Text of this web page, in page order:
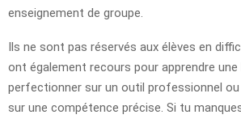
enseignement de groupe.
Ils ne sont pas réservés aux élèves en
ont également recours pour apprendre une
perfectionner sur un outil professionnel ou
sur une compétence précise. Si tu